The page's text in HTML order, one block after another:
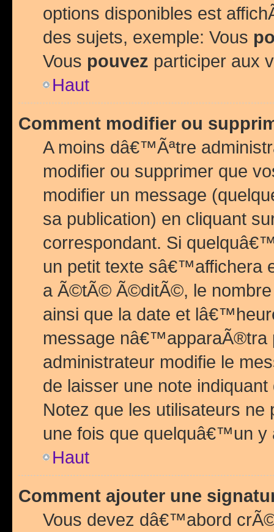
options disponibles est
des sujets, exemple: Vous
Vous pouvez participer aux
Haut
Comment modifier ou
A moins dâ€™Ãªtre
modifier ou supprimer que
modifier un message
sa publication) en cliquant
correspondant. Si
un petit texte sâ€™affichera
a Ã©tÃ© Ã©ditÃ©, le
ainsi que la date et
message nâ€™apparaÃ®tra
administrateur modifie le
de laisser une note
Notez que les utilisateurs
une fois que quelquâ€™un y
Haut
Comment ajouter une
Vous devez dâ€™abord